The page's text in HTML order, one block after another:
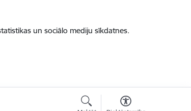
un sociālo mediju sīkdatnes.